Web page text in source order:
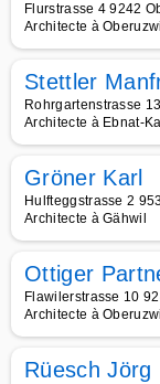
Flurstrasse 4 9242
Architecte à Oberuzwil
Stettler
Rohrgartenstrasse
Architecte à Ebnat-
Gröner Karl
Hulfteggstrasse 2
Architecte à Gähwil
Ottiger
Flawilerstrasse 10
Architecte à Oberuzwil
Rüesch Jörg